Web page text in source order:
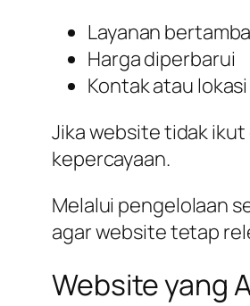
Layanan
Harga diperbarui
Kontak atau
Jika website tidak
kepercayaan.
Melalui pengelolaan
agar website tetap
Website yang